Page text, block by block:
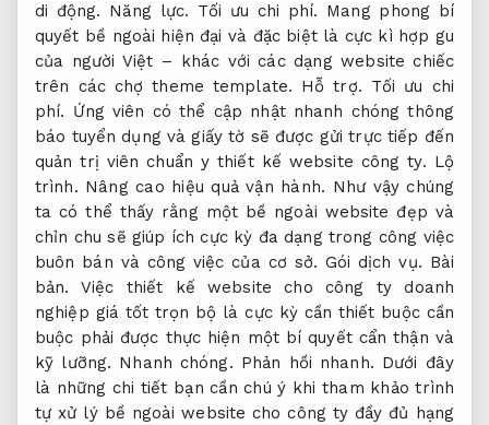
di động. Năng lực. Tối ưu chi phí. Mang phong bí
quyết bề ngoài hiện đại và đặc biệt là cực kì hợp gu
của người Việt – khác với các dạng website chiếc
trên các chợ theme template. Hỗ trợ. Tối ưu chi
phí. Ứng viên có thể cập nhật nhanh chóng thông
báo tuyển dụng và giấy tờ sẽ được gửi trực tiếp đến
quản trị viên chuẩn y thiết kế website công ty. Lộ
trình. Nâng cao hiệu quả vận hành. Như vậy chúng
ta có thể thấy rằng một bề ngoài website đẹp và
chỉn chu sẽ giúp ích cực kỳ đa dạng trong công việc
buôn bán và công việc của cơ sở. Gói dịch vụ. Bài
bản. Việc thiết kế website cho công ty doanh
nghiệp giá tốt trọn bộ là cực kỳ cần thiết buộc cần
buộc phải được thực hiện một bí quyết cẩn thận và
kỹ lưỡng. Nhanh chóng. Phản hồi nhanh. Dưới đây
là những chi tiết bạn cần chú ý khi tham khảo trình
tự xử lý bề ngoài website cho công ty đầy đủ hạng